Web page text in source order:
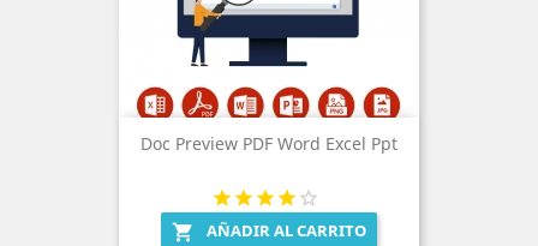
Doc Preview PDF Word Excel Ppt
 AÑADIR AL CARRITO